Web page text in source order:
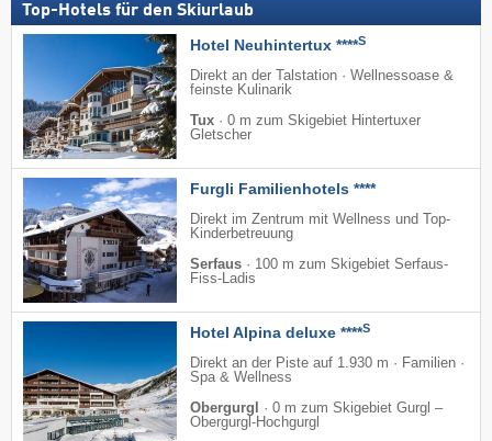
Top-Hotels für den Skiurlaub
Hotel Neuhintertux ****S
Direkt an der Talstation · Wellnessoase &
feinste Kulinarik
Tux · 0 m zum Skigebiet Hintertuxer
Gletscher
Furgli Familienhotels ****
Direkt im Zentrum mit Wellness und Top-
Kinderbetreuung
Serfaus · 100 m zum Skigebiet Serfaus-
Fiss-Ladis
Hotel Alpina deluxe ****S
Direkt an der Piste auf 1.930 m · Familien ·
Spa & Wellness
Obergurgl
· 0 m zum Skigebiet Gurgl –
Obergurgl-Hochgurgl